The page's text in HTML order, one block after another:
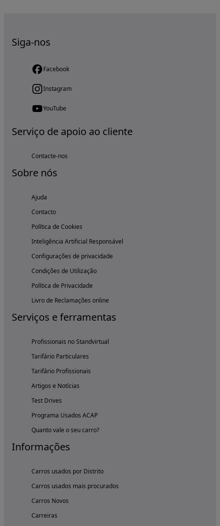
Siga-nos
Facebook
Instagram
YouTube
Serviço de apoio ao cliente
Contacte-nos
Sobre nós
Ajuda
Contacto
Política de Cookies
Inteligência Artificial Responsável
Configurações de privacidade
Condições de Utilização
Política de Privacidade
Livro de Reclamações online
Serviços e ferramentas
Profissionais no Standvirtual
Tarifário Particulares
Tarifário Profissionais
Artigos e Notícias
Test Drives
Programa Usados ACAP
Quanto vale o seu carro?
Informações
Carros usados por Distrito
Carros usados mais procurados
Carros Novos
Carreiras